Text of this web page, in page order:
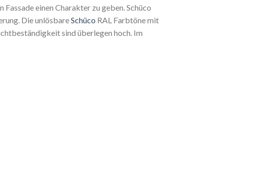
einen Charakter zu geben. Schüco
Die unlösbareSchüco RAL Farbtöne mit
sind überlegen hoch. Im